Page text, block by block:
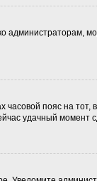
администраторам,
пояс на тот,
удачный момент